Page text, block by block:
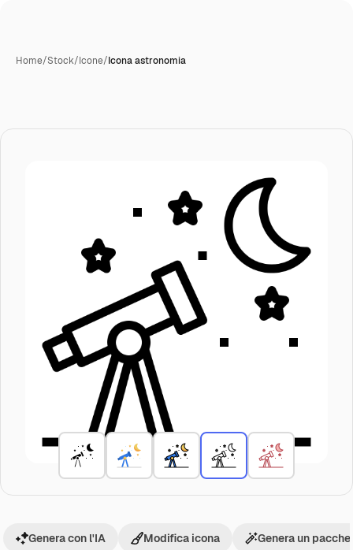
Home/Stock/Icone/Icona astronomia
Genera con l'IA Modifica icona Genera un